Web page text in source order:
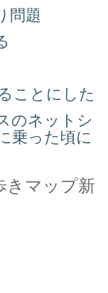
問題
ことにした
のネットシ
乗った頃に
きマップ新